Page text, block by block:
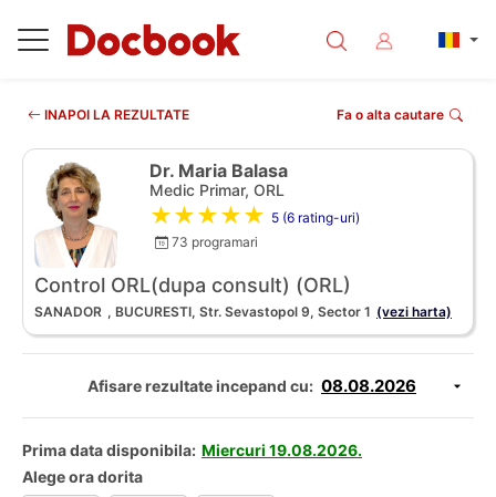
INAPOI LA REZULTATE Fa o alta cautare
Dr. Maria Balasa
Medic Primar, ORL
★★★★★ 5 (6 rating-uri)
73 programari
Control ORL(dupa consult) (ORL)
SANADOR , BUCURESTI, Str. Sevastopol 9, Sector 1 (vezi harta)
Afisare rezultate incepand cu:
Prima data disponibila: Miercuri 19.08.2026.
Alege ora dorita